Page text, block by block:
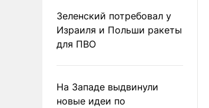
Зеленский потребовал у
Израиля и Польши ракеты
для ПВО
На Западе выдвинули
новые идеи по